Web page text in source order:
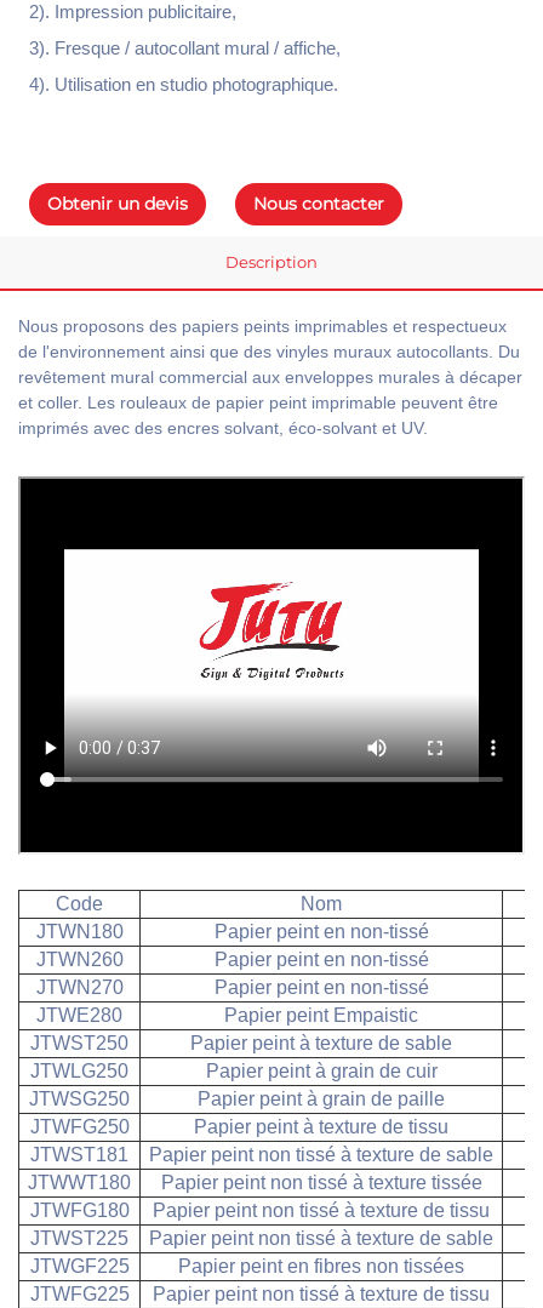
2). Impression publicitaire,
3). Fresque / autocollant mural / affiche,
4). Utilisation en studio photographique.
Obtenir un devis Nous contacter
Description
Nous proposons des papiers peints imprimables et respectueux
de l'environnement ainsi que des vinyles muraux autocollants. Du
revêtement mural commercial aux enveloppes murales à décaper
et coller. Les rouleaux de papier peint imprimable peuvent être
imprimés avec des encres solvant, éco-solvant et UV.
Code
Nom
JTWN180
Papier peint en non-tissé
JTWN260
Papier peint en non-tissé
JTWN270
Papier peint en non-tissé
JTWE280
Papier peint Empaistic
JTWST250
Papier peint à texture de sable
JTWLG250
Papier peint à grain de cuir
JTWSG250
Papier peint à grain de paille
JTWFG250
Papier peint à texture de tissu
JTWST181
Papier peint non tissé à texture de sable
JTWWT180
Papier peint non tissé à texture tissée
JTWFG180
Papier peint non tissé à texture de tissu
JTWST225
Papier peint non tissé à texture de sable
JTWGF225
Papier peint en fibres non tissées
JTWFG225
Papier peint non tissé à texture de tissu